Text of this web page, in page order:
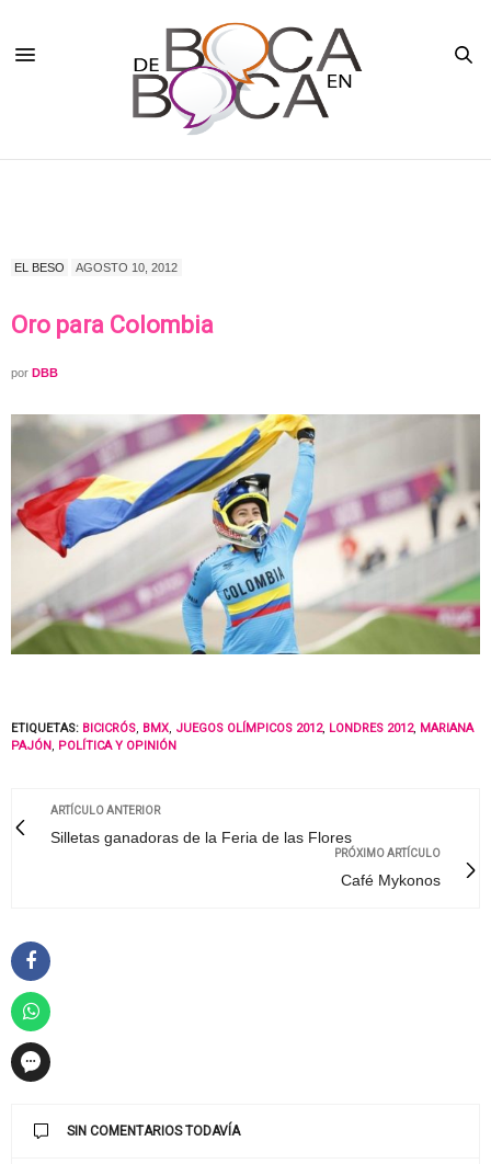
EL BESO AGOSTO 10, 2012
Oro para Colombia
por DBB
ETIQUETAS: BICICRÓS, BMX, JUEGOS OLÍMPICOS 2012, LONDRES 2012, MARIANA
PAJÓN , POLÍTICA Y OPINIÓN
ARTÍCULO ANTERIOR
Silletas ganadoras de la Feria de las Flores
PRÓXIMO ARTÍCULO
Café Mykonos
SIN COMENTARIOS TODAVÍA